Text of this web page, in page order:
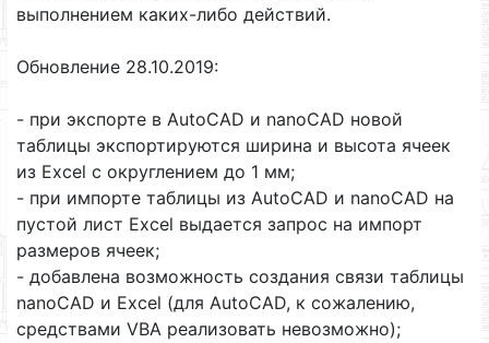
выполнением каких-либо действий.
Обновление 28.10.2019:
- при экспорте в AutoCAD и nanoCAD новой
таблицы экспортируются ширина и высота ячеек
из Excel с округлением до 1 мм;
- при импорте таблицы из AutoCAD и nanoCAD на
пустой лист Excel выдается запрос на импорт
размеров ячеек;
- добавлена возможность создания связи таблицы
nanoCAD и Excel (для AutoCAD, к сожалению,
средствами VBA реализовать невозможно);